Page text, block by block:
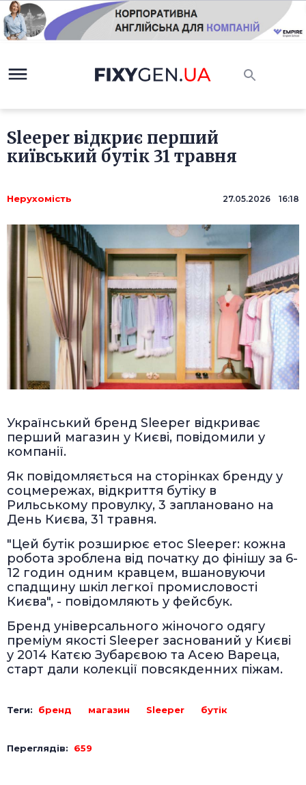
Sleeper відкриє перший
київський бутік 31 травня
Нерухомість 27.05.2026 16:18
Український бренд Sleeper відкриває
перший магазин у Києві, повідомили у
компанії.
Як повідомляється на сторінках бренду у
соцмережах, відкриття бутіку в
Рильському провулку, 3 заплановано на
День Києва, 31 травня.
"Цей бутік розширює етос Sleeper: кожна
робота зроблена від початку до фінішу за 6-
12 годин одним кравцем, вшановуючи
спадщину шкіл легкої промисловості
Києва", - повідомляють у фейсбук.
Бренд універсального жіночого одягу
преміум якості Sleeper заснований у Києві
у 2014 Катєю Зубарєвою та Асею Вареца,
старт дали колекції повсякденних піжам.
Теги: бренд магазин Sleeper бутік
Переглядів: 659